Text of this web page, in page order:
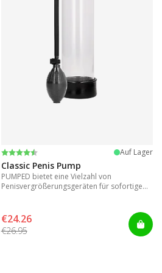
Bewertung:
4.3 von 5 Sternen Auf Lager
Classic Penis Pump
PUMPED bietet eine Vielzahl von
Penisvergrößerungsgeräten für sofortige
€24.26
€26.95